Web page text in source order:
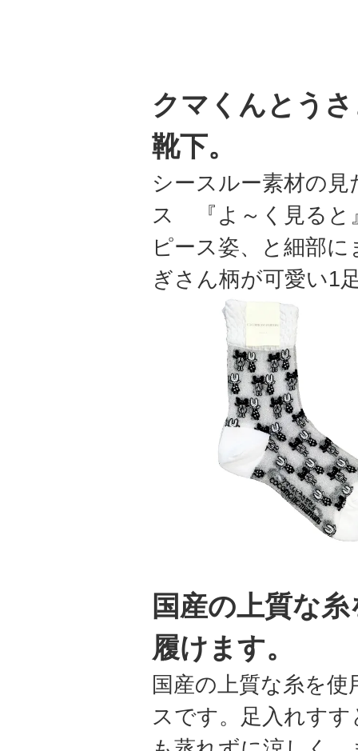
クマくんとう
靴下。
シースルー素材の
ス 『よ～く見ると
ピース姿、と細部
ぎさん柄が可愛い1
国産の上質な
履けます。
国産の上質な糸を
スです。足入れす